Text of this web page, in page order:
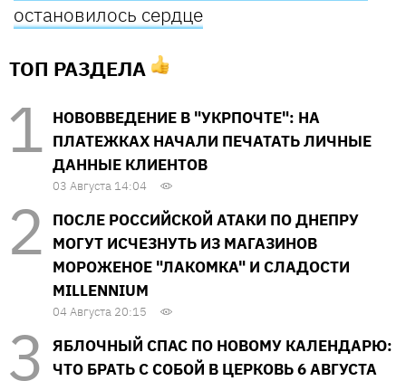
остановилось сердце
ТОП РАЗДЕЛА
НОВОВВЕДЕНИЕ В "УКРПОЧТЕ": НА
ПЛАТЕЖКАХ НАЧАЛИ ПЕЧАТАТЬ ЛИЧНЫЕ
ДАННЫЕ КЛИЕНТОВ
03 Августа 14:04
ПОСЛЕ РОССИЙСКОЙ АТАКИ ПО ДНЕПРУ
МОГУТ ИСЧЕЗНУТЬ ИЗ МАГАЗИНОВ
МОРОЖЕНОЕ "ЛАКОМКА" И СЛАДОСТИ
MILLENNIUM
04 Августа 20:15
ЯБЛОЧНЫЙ СПАС ПО НОВОМУ КАЛЕНДАРЮ:
ЧТО БРАТЬ С СОБОЙ В ЦЕРКОВЬ 6 АВГУСТА